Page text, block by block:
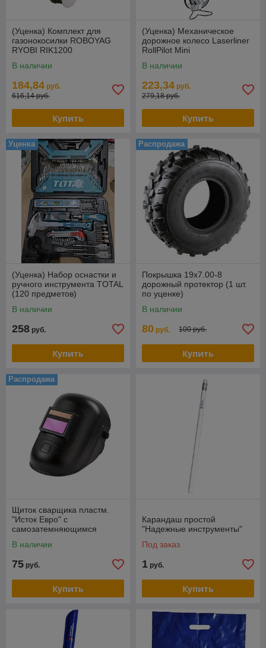
(Уценка) Комплект для
газонокосилки ROBOYAG
RYOBI RIK1200
В наличии
184,84 руб.
616,14 руб.
Купить
(Уценка) Механическое
дорожное колесо Laserliner
RollPilot Mini
В наличии
223,34 руб.
279,18 руб.
Купить
Уценка
(Уценка) Набор оснастки и
ручного инструмента TOTAL
(120 предметов)
В наличии
258 руб.
Купить
Распродажа
Покрышка 19х7.00-8
дорожный протектор (1 шт.
по уценке)
В наличии
80 руб. 100 руб.
Купить
Распродажа
Щиток сварщика пластм.
"Исток Евро" с
самозатемняющимся
В наличии
75 руб.
Купить
Карандаш простой
"Надежные инструменты"
Под заказ
1 руб.
Купить